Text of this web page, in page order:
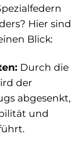
Hier sind
Blick:
Durch die
der
abgesenkt,
und